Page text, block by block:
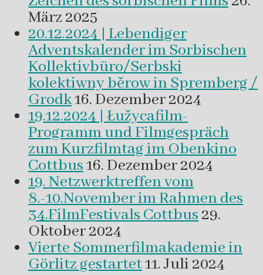
März 2025
20.12.2024 | Lebendiger
Adventskalender im Sorbischen
Kollektivbüro/Serbski
kolektiwny běrow in Spremberg /
Grodk16. Dezember 2024
19.12.2024 | Łužycafilm-
Programm und Filmgespräch
zum Kurzfilmtag im Obenkino
Cottbus16. Dezember 2024
19. Netzwerktreffen vom
8.-10.November im Rahmen des
34.FilmFestivals Cottbus 29.
Oktober 2024
Vierte Sommerfilmakademie in
Görlitz gestartet11. Juli 2024